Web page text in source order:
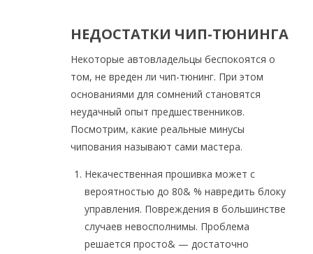
НЕДОСТАТКИ ЧИП-ТЮНИНГА
Некоторые автовладельцы беспокоятся о
том, не вреден ли чип-тюнинг. При этом
основаниями для сомнений становятся
неудачный опыт предшественников.
Посмотрим, какие реальные минусы
чипования называют сами мастера.
Некачественная прошивка может с
вероятностью до 80& % навредить блоку
управления. Повреждения в большинстве
случаев невосполнимы. Проблема
решается просто& — достаточно